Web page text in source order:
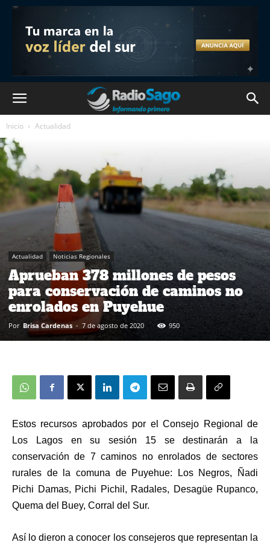
Inicio Actualidad
Actualidad Noticias Regionales
Aprueban 378 millones de pesos
para conservación de caminos no
enrolados en Puyehue
Por Brisa Cardenas - 7 de agosto de 2020 950
Estos recursos aprobados por el Consejo Regional de
Los Lagos en su sesión 15 se destinarán a la
conservación de 7 caminos no enrolados de sectores
rurales de la comuna de Puyehue: Los Negros, Ñadi
Pichi Damas, Pichi Pichil, Radales, Desagüe Rupanco,
Quema del Buey, Corral del Sur.
Así lo dieron a conocer los consejeros que representan la